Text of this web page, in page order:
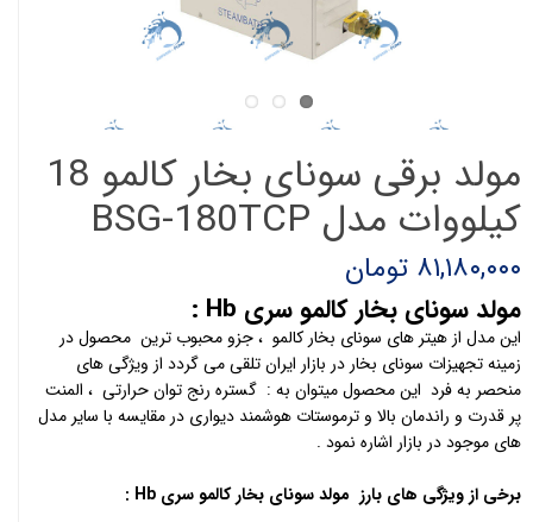
مولد برقی سونای بخار کالمو 18
کیلووات مدل BSG-180TCP
۸۱,۱۸۰,۰۰۰ تومان
مولد سونای بخار کالمو سری Hb :
این مدل از هیتر های سونای بخار کالمو ، جزو محبوب ترین محصول در
زمینه تجهیزات سونای بخار در بازار ایران تلقی می گردد از ویژگی های
منحصر به فرد این محصول میتوان به : گستره رنج توان حرارتی ، المنت
پر قدرت و راندمان بالا و ترموستات هوشمند دیواری در مقایسه با سایر مدل
های موجود در بازار اشاره نمود .
برخی از ویژگی های بارز مولد سونای بخار کالمو سری Hb
: